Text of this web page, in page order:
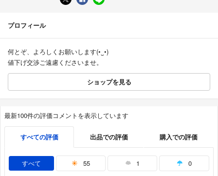
プロフィール
何とぞ、よろしくお願いします(•‿•)
値下げ交渉ご遠慮くださいませ。
ショップを見る
最新100件の評価コメントを表示しています
すべての評価 出品での評価 購入での評価
すべて 55 1 0